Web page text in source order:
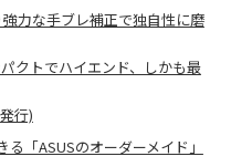
力な手ブレ補正で独自性に磨
クトでハイエンド、しかも最
行)
「ASUSのオーダーメイド」